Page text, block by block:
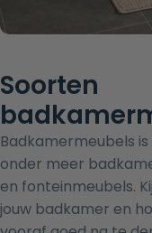
Soorten
Badkamermeubels
onder meer
en fonteinmeubels.
jouw badkamer en